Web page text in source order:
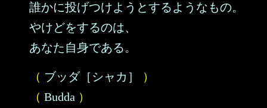
誰かに投げつけようとするようなもの。
やけどをするのは、
あなた自身である。
（ ブッダ［シャカ］
）
（ Budda ）